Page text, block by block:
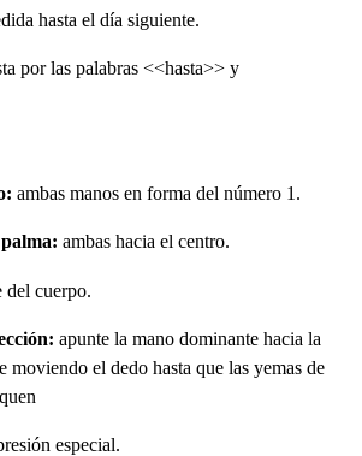
hasta el día siguiente.
por las palabras <<hasta>> y
ambas manos en forma del número 1.
ambas hacia el centro.
del cuerpo.
apunte la mano dominante hacia la
moviendo el dedo hasta que las yemas de
especial.